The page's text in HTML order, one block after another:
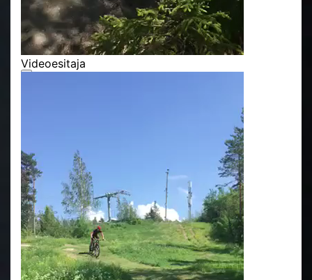
Videoesitaja